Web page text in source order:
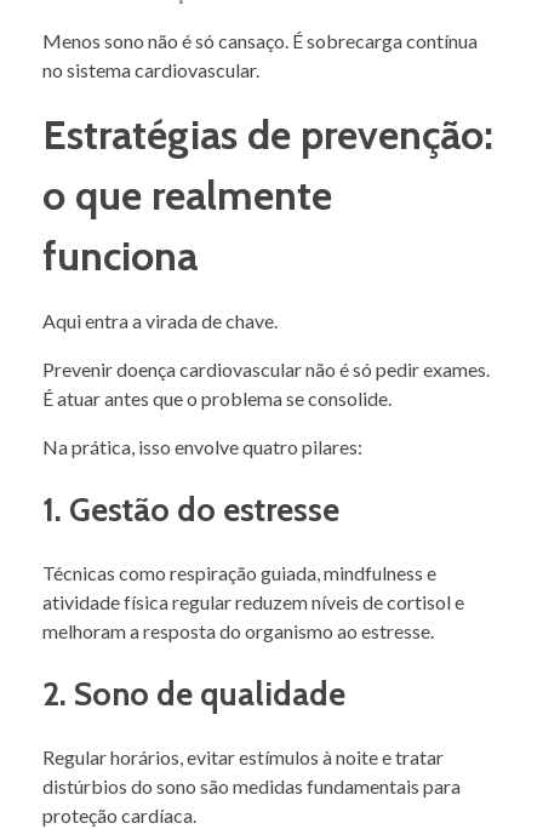
Menos sono não é só cansaço. É sobrecarga contínua
no sistema cardiovascular.
Estratégias de prevenção:
o que realmente
funciona
Aqui entra a virada de chave.
Prevenir doença cardiovascular não é só pedir exames.
É atuar antes que o problema se consolide.
Na prática, isso envolve quatro pilares:
1. Gestão do estresse
Técnicas como respiração guiada, mindfulness e
atividade física regular reduzem níveis de cortisol e
melhoram a resposta do organismo ao estresse.
2. Sono de qualidade
Regular horários, evitar estímulos à noite e tratar
distúrbios do sono são medidas fundamentais para
proteção cardíaca.